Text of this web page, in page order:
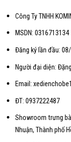
Công Ty TNHH
MSDN: 0316713134
Đăng ký lần đầu:
Người đại diện:
Email:
ĐT: 0937222487
Showroom trưng
Nhuận, Thành phố